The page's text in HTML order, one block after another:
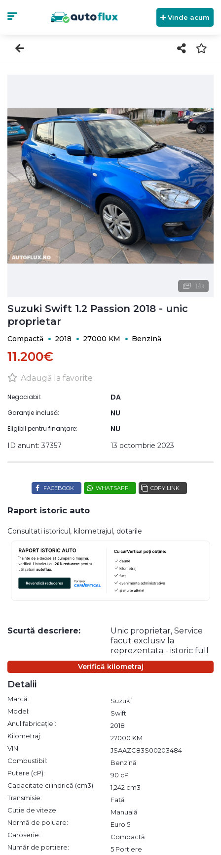
Vinde acum
1/8
Suzuki Swift 1.2 Passion 2018 - unic
proprietar
Compactă 2018 27000 KM Benzină
11.200€
Adaugă la favorite
Negociabil: DA
Garanție inclusă: NU
Eligibil pentru finanțare: NU
ID anunt: 37357 13 octombrie 2023
FACEBOOK WHATSAPP COPY LINK
Raport istoric auto
Consultati istoricul, kilometrajul, dotarile
Scurtă descriere:
Unic proprietar, Service
facut exclusiv la
reprezentata - istoric full
Verifică kilometraj
Detalii
Marcă:
Suzuki
Model:
Swift
Anul fabricației:
2018
Kilometraj:
27000 KM
VIN:
JSAAZC83S00203484
Combustibil:
Benzină
Putere (cP):
90 cP
Capacitate cilindrică (cm3):
1,242 cm3
Transmisie:
Față
Cutie de viteze:
Manuală
Normă de poluare:
Euro 5
Caroserie:
Compactă
Număr de portiere:
5 Portiere